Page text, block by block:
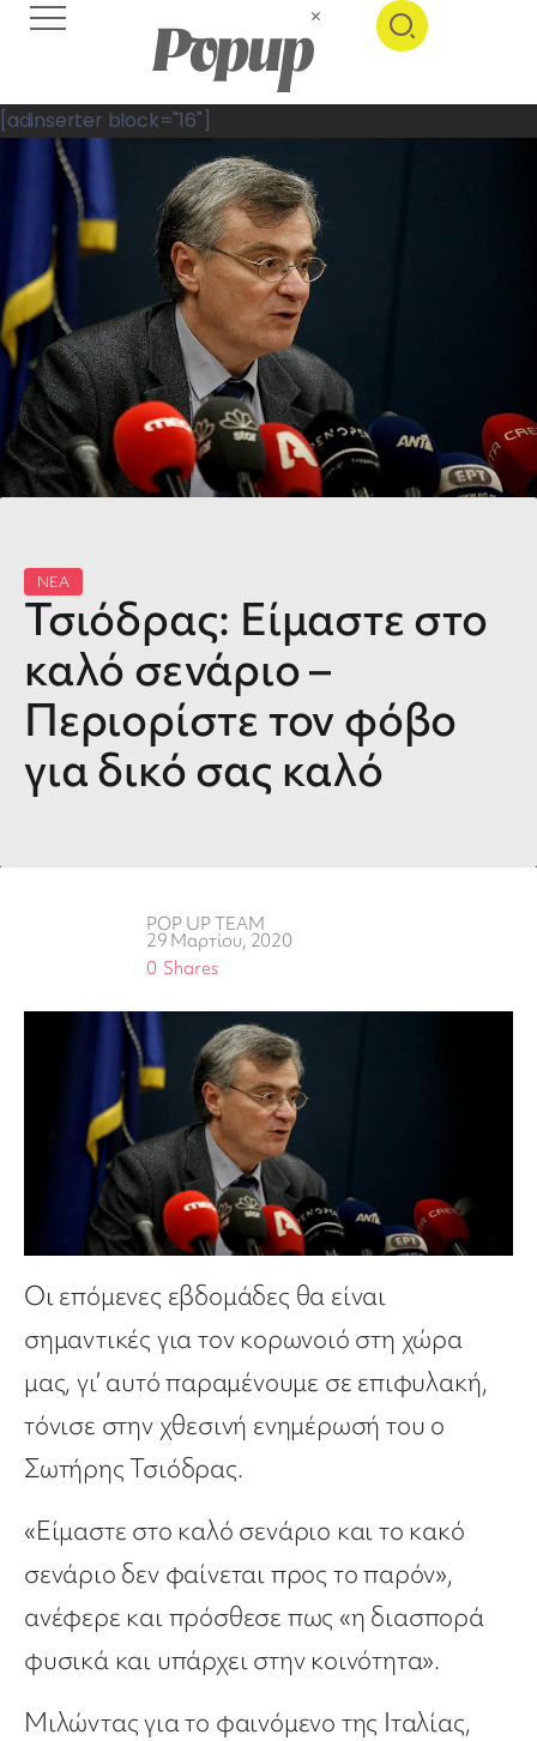
[adinserter block="16"]
ΝΕΑ
Τσιόδρας: Είμαστε στο
καλό σενάριο –
Περιορίστε τον φόβο
για δικό σας καλό
POP UP TEAM
29 Μαρτίου, 2020
Shares
0
Οι επόμενες εβδομάδες θα είναι
σημαντικές για τον κορωνοιό στη χώρα
μας, γι’ αυτό παραμένουμε σε επιφυλακή,
τόνισε στην χθεσινή ενημέρωσή του ο
Σωτήρης Τσιόδρας.
«Είμαστε στο καλό σενάριο και το κακό
σενάριο δεν φαίνεται προς το παρόν»,
ανέφερε και πρόσθεσε πως «η διασπορά
φυσικά και υπάρχει στην κοινότητα».
Μιλώντας για το φαινόμενο της Ιταλίας,